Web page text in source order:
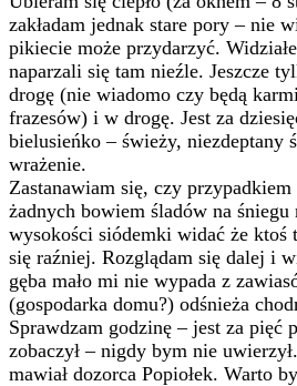
zakładam jednak stare pory – nie
pikiecie może przydarzyć.
naparzali się tam nieźle. Jeszcze
drogę (nie wiadomo czy będą
frazesów) i w drogę. Jest za
bielusieńko – świeży, niezdeptany
wrażenie.
Zastanawiam się, czy przypadkiem
żadnych bowiem śladów na śniegu
wysokości siódemki widać że ktoś
się raźniej. Rozglądam się dalej i
gęba mało mi nie wypada z
(gospodarka domu?) odśnieża
Sprawdzam godzinę – jest za pięć
zobaczył – nigdy bym nie
mawiał dozorca Popiołek. Warto